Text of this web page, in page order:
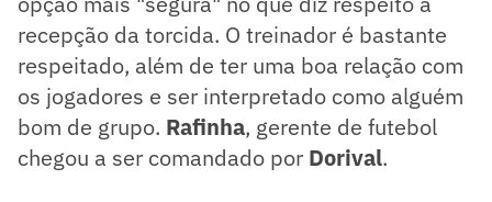
recepção da torcida. O treinador é bastante
respeitado, além de ter uma boa relação com
os jogadores e ser interpretado como alguém
bom de grupo. Rafinha, gerente de futebol
chegou a ser comandado por Dorival.